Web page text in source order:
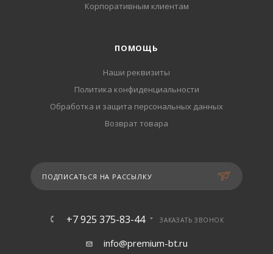
Корпоративным клиентам
ПОМОЩЬ
Наши реквизиты
Политика конфиденциальности
Обработка и защита персональных данных
Возврат товара
ПОДПИСАТЬСЯ НА РАССЫЛКУ
+7 925 375-83-44 ЗАКАЗАТЬ ЗВОНОК
info@premium-bt.ru